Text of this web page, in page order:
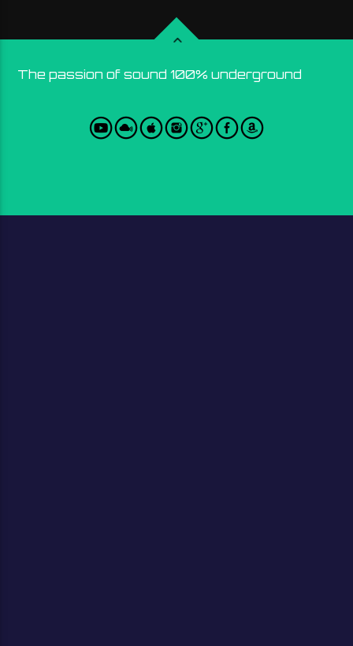
The passion of sound 100% underground